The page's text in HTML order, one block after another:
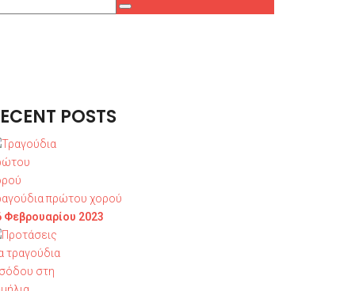
POSTS
πρώτου χορού
Φεβρουαρίου 2023